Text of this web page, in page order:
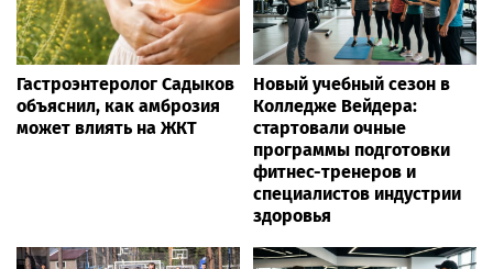
Гастроэнтеролог Садыков
объяснил, как амброзия
может влиять на ЖКТ
Новый учебный сезон в
Колледже Вейдера:
стартовали очные
программы подготовки
фитнес-тренеров и
специалистов индустрии
здоровья